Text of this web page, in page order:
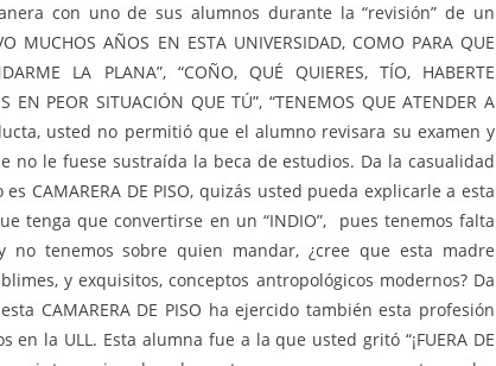
con uno de sus alumnos durante la “revisión” de un
MUCHOS AÑOS EN ESTA UNIVERSIDAD, COMO PARA QUE
LA PLANA”, “COÑO, QUÉ QUIERES, TÍO, HABERTE
EN PEOR SITUACIÓN QUE TÚ”, “TENEMOS QUE ATENDER A
usted no permitió que el alumno revisara su examen y
no le fuese sustraída la beca de estudios. Da la casualidad
CAMARERA DE PISO, quizás usted pueda explicarle a esta
tenga que convertirse en un “INDIO”, pues tenemos falta
no tenemos sobre quien mandar, ¿cree que esta madre
y exquisitos, conceptos antropológicos modernos? Da
CAMARERA DE PISO ha ejercido también esta profesión
en la ULL. Esta alumna fue a la que usted gritó “¡FUERA DE